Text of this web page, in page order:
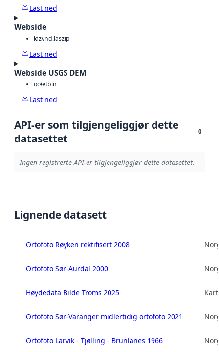
Last ned
Webside
lazvnd.laszip
Last ned
Webside USGS DEM
octetbin
Last ned
API-er som tilgjengeliggjør dette
datasettet
0
Ingen registrerte API-er tilgjengeliggjør dette datasettet.
Lignende datasett
Ortofoto Røyken rektifisert 2008
Ortofoto Sør-Aurdal 2000
Høydedata Bilde Troms 2025
Ortofoto Sør-Varanger midlertidig ortofoto 2021
Ortofoto Larvik - Tjølling - Brunlanes 1966